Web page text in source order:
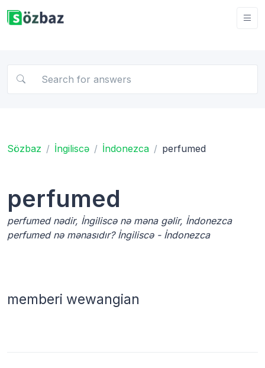
Sözbaz İngiliscə İndonezca perfumed
perfumed
perfumed nədir, İngiliscə nə məna gəlir, İndonezca
perfumed nə mənasıdır? İngiliscə - İndonezca
memberi wewangian